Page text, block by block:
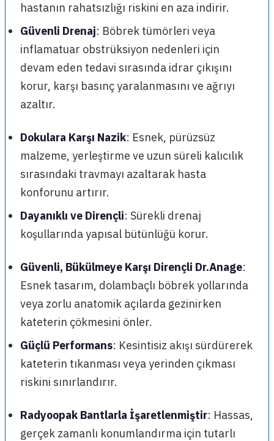
hastanın rahatsızlığı riskini en aza indirir.
Güvenli Drenaj: Böbrek tümörleri veya
inflamatuar obstrüksiyon nedenleri için
devam eden tedavi sırasında idrar çıkışını
korur, karşı basınç yaralanmasını ve ağrıyı
azaltır.
Dokulara Karşı Nazik: Esnek, pürüzsüz
malzeme, yerleştirme ve uzun süreli kalıcılık
sırasındaki travmayı azaltarak hasta
konforunu artırır.
Dayanıklı ve Dirençli: Sürekli drenaj
koşullarında yapısal bütünlüğü korur.
Güvenli, Bükülmeye Karşı Dirençli Dr.Anage:
Esnek tasarım, dolambaçlı böbrek yollarında
veya zorlu anatomik açılarda gezinirken
kateterin çökmesini önler.
Güçlü Performans: Kesintisiz akışı sürdürerek
kateterin tıkanması veya yerinden çıkması
riskini sınırlandırır.
Radyoopak Bantlarla İşaretlenmiştir: Hassas,
gerçek zamanlı konumlandırma için tutarlı